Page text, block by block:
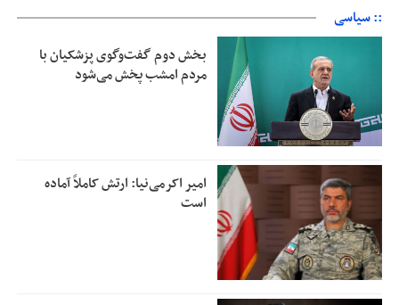
:: سیاسی
بخش دوم گفت‌وگوی پزشکیان با
مردم امشب پخش می‌شود
امیر اکرمی‌نیا: ارتش کاملاً آماده
است